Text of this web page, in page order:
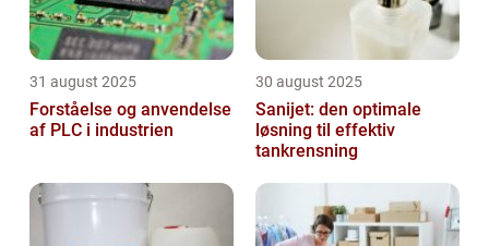
31 august 2025
Forståelse og anvendelse
af PLC i industrien
30 august 2025
Sanijet: den optimale
løsning til effektiv
tankrensning